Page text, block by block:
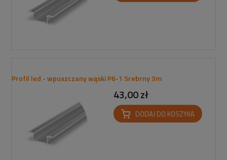
Profil led - wpuszczany wąski P6-1 Srebrny 3m
43,00 zł
DODAJ DO KOSZYKA